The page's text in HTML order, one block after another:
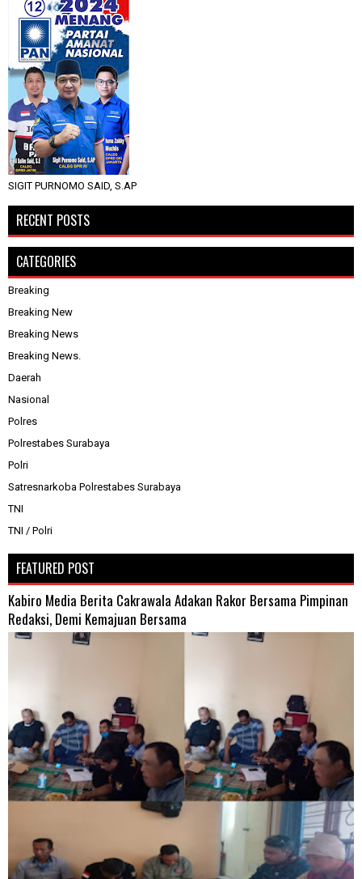
SIGIT PURNOMO SAID, S.AP
RECENT POSTS
CATEGORIES
Breaking
Breaking New
Breaking News
Breaking News.
Daerah
Nasional
Polres
Polrestabes Surabaya
Polri
Satresnarkoba Polrestabes Surabaya
TNI
TNI / Polri
FEATURED POST
Kabiro Media Berita Cakrawala Adakan Rakor Bersama Pimpinan
Redaksi, Demi Kemajuan Bersama